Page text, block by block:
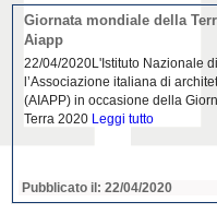
Giornata mondiale della
Aiapp
22/04/2020L'Istituto Nazionale
l’Associazione italiana di
(AIAPP) in occasione della
Terra 2020 Leggi tutto
Pubblicato il: 22/04/2020